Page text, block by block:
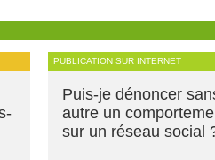
PUBLICATION SUR INTERNET
Puis-je dénoncer
autre un
sur un réseau social